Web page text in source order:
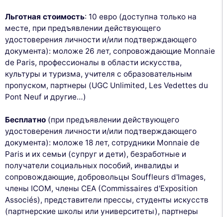
Льготная стоимость: 10 евро (доступна только на
месте, при предъявлении действующего
удостоверения личности и/или подтверждающего
документа): моложе 26 лет, сопровождающие Monnaie
de Paris, профессионалы в области искусства,
культуры и туризма, учителя с образовательным
пропуском, партнеры (UGC Unlimited, Les Vedettes du
Pont Neuf и другие…)
Бесплатно (при предъявлении действующего
удостоверения личности и/или подтверждающего
документа): моложе 18 лет, сотрудники Monnaie de
Paris и их семьи (супруг и дети), безработные и
получатели социальных пособий, инвалиды и
сопровождающие, добровольцы Souffleurs d'Images,
члены ICOM, члены CEA (Commissaires d'Exposition
Associés), представители прессы, студенты искусств
(партнерские школы или университеты), партнеры